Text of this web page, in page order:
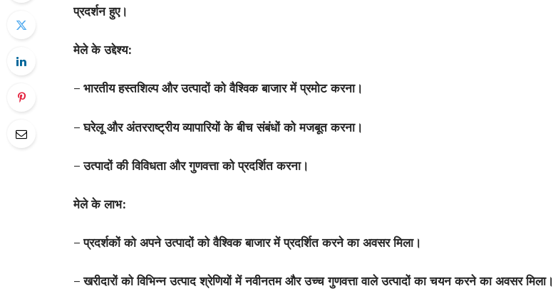
प्रदर्शन हुए।
मेले के उद्देश्य:
– भारतीय हस्तशिल्प और उत्पादों को वैश्विक बाजार में प्रमोट करना।
– घरेलू और अंतरराष्ट्रीय व्यापारियों के बीच संबंधों को मजबूत करना।
– उत्पादों की विविधता और गुणवत्ता को प्रदर्शित करना।
मेले के लाभ:
– प्रदर्शकों को अपने उत्पादों को वैश्विक बाजार में प्रदर्शित करने का अवसर मिला।
– खरीदारों को विभिन्न उत्पाद श्रेणियों में नवीनतम और उच्च गुणवत्ता वाले उत्पादों का चयन करने का अवसर मिला।